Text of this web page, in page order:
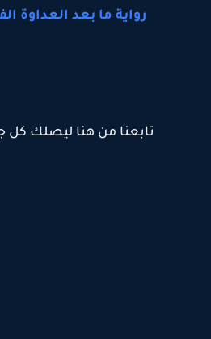
رواية ما بعد العداوة
تابعنا من هنا ليصلك كل